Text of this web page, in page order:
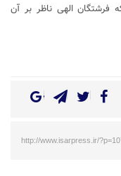
الهی ناظر بر آن
http://www.isarpress.ir/